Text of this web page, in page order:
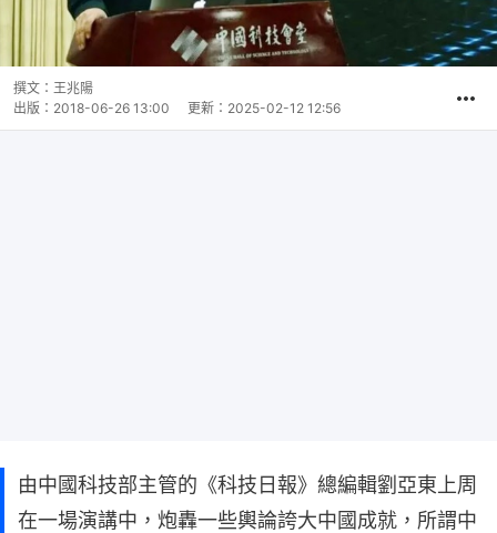
撰文： 王兆陽
出版： 2018-06-26 13:00 更新： 2025-02-12 12:56
由中國科技部主管的《科技日報》總編輯劉亞東上周
在一場演講中，炮轟一些輿論誇大中國成就，所謂中